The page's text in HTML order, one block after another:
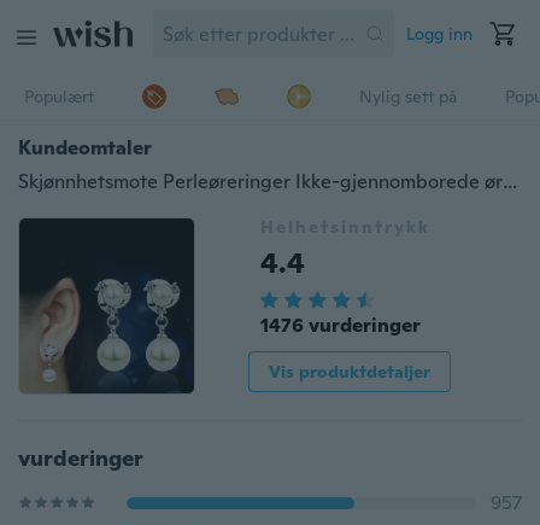
Logg inn
Populært Nylig sett på
Kundeomtaler
Skjønnhetsmote Perleøreringer Ikke-gjennomborede øreklips 925 Sølvnål Bryllupsgave Dame smykker
Helhetsinntrykk
4.4
1476 vurderinger
Vis produktdetaljer
vurderinger
957